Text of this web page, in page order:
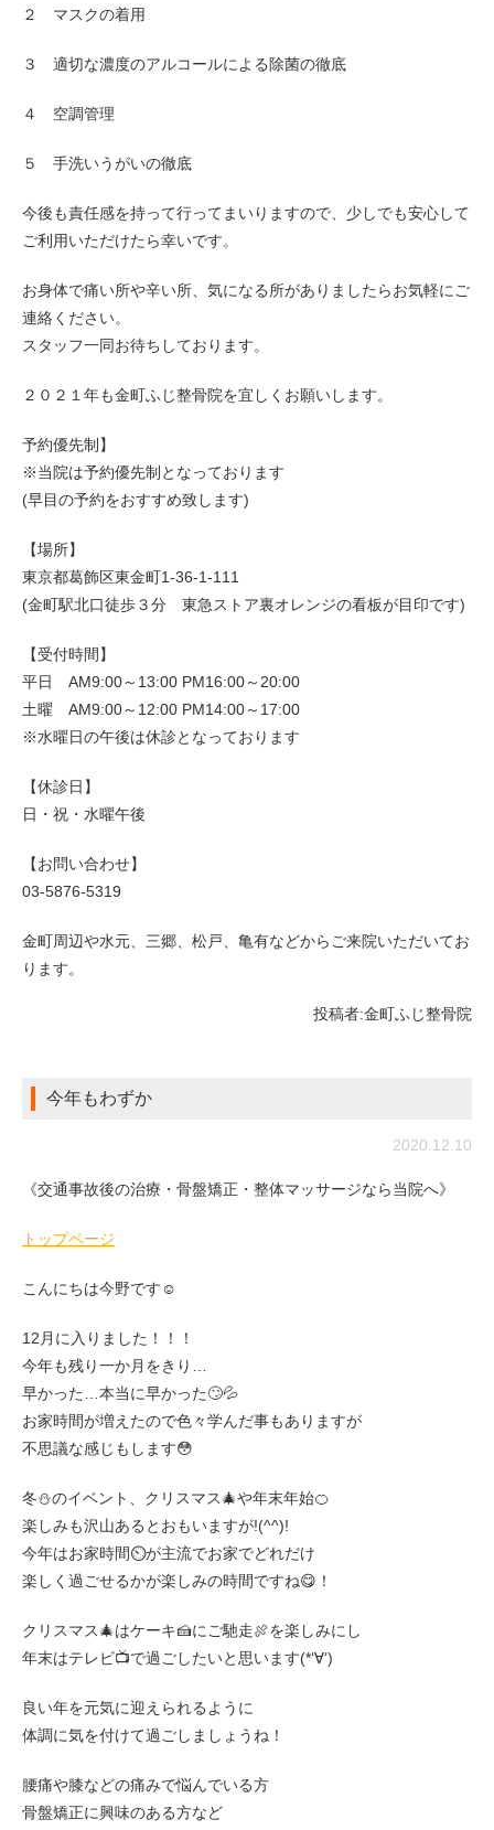
２ マスクの着用
３ 適切な濃度のアルコールによる除菌の徹底
４ 空調管理
５ 手洗いうがいの徹底
今後も責任感を持って行ってまいりますので、少しでも安心して
ご利用いただけたら幸いです。
お身体で痛い所や辛い所、気になる所がありましたらお気軽にご
連絡ください。
スタッフ一同お待ちしております。
２０２１年も金町ふじ整骨院を宜しくお願いします。
予約優先制】
※当院は予約優先制となっております
(早目の予約をおすすめ致します)
【場所】
東京都葛飾区東金町1-36-1-111
(金町駅北口徒歩３分 東急ストア裏オレンジの看板が目印です)
【受付時間】
平日 AM9:00～13:00 PM16:00～20:00
土曜 AM9:00～12:00 PM14:00～17:00
※水曜日の午後は休診となっております
【休診日】
日・祝・水曜午後
【お問い合わせ】
03-5876-5319
金町周辺や水元、三郷、松戸、亀有などからご来院いただいてお
ります。
投稿者:金町ふじ整骨院
今年もわずか
2020.12.10
《交通事故後の治療・骨盤矯正・整体マッサージなら当院へ》
トップページ
こんにちは今野です☺
12月に入りました！！！
今年も残り一か月をきり…
早かった…本当に早かった🙄💦
お家時間が増えたので色々学んだ事もありますが
不思議な感じもします😳
冬⛄のイベント、クリスマス🎄や年末年始🍊
楽しみも沢山あるとおもいますが!(^^)!
今年はお家時間⏲が主流でお家でどれだけ
楽しく過ごせるかが楽しみの時間ですね😋！
クリスマス🎄はケーキ🍰にご馳走🍖を楽しみにし
年末はテレビ📺で過ごしたいと思います(*‘∀‘)
良い年を元気に迎えられるように
体調に気を付けて過ごしましょうね！
腰痛や膝などの痛みで悩んでいる方
骨盤矯正に興味のある方など